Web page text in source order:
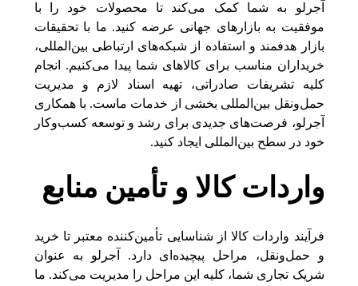
آجرلو به شما کمک می‌کند تا محصولات خود را با
موفقیت به بازارهای جهانی عرضه کنید. ما با تحقیقات
بازار هدفمند و استفاده از شبکه‌های ارتباطی بین‌المللی،
خریداران مناسب برای کالاهای شما پیدا می‌کنیم. انجام
کلیه تشریفات صادراتی، تهیه اسناد لازم و مدیریت
حمل‌ونقل بین‌المللی بخشی از خدمات ماست. با همکاری
آجرلو، فرصت‌های جدیدی برای رشد و توسعه کسب‌وکار
خود در سطح بین‌المللی ایجاد کنید.
واردات کالا و تأمین منابع
فرآیند واردات کالا از شناسایی تأمین‌کننده معتبر تا خرید
و حمل‌ونقل، مراحل پیچیده‌ای دارد. آجرلو به عنوان
شریک تجاری شما، کلیه این مراحل را مدیریت می‌کند. ما